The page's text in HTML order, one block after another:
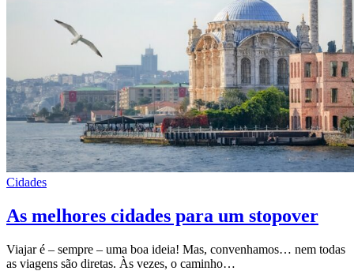
Cidades
As melhores cidades para um stopover
Viajar é – sempre – uma boa ideia! Mas, convenhamos… nem todas
as viagens são diretas. Às vezes, o caminho…